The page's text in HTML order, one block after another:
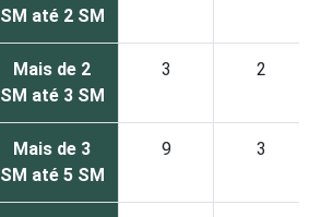
SM até 2 SM
Mais de 2
SM até 3 SM
3 2
Mais de 3
SM até 5 SM
9 3